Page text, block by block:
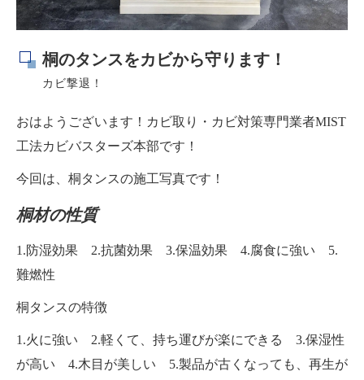
桐のタンスをカビから守ります！
カビ撃退！
おはようございます！カビ取り・カビ対策専門業者MIST
工法カビバスターズ本部です！
今回は、桐タンスの施工写真です！
桐材の性質
1.防湿効果 2.抗菌効果 3.保温効果 4.腐食に強い 5.
難燃性
桐タンスの特徴
1.火に強い 2.軽くて、持ち運びが楽にできる 3.保湿性
が高い 4.木目が美しい 5.製品が古くなっても、再生が